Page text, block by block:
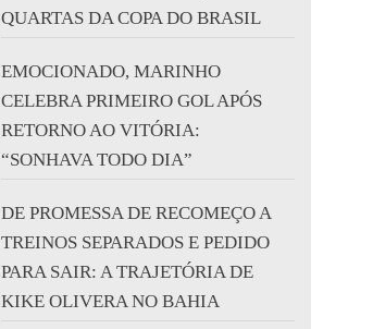
QUARTAS DA COPA DO BRASIL
EMOCIONADO, MARINHO
CELEBRA PRIMEIRO GOL APÓS
RETORNO AO VITÓRIA:
“SONHAVA TODO DIA”
DE PROMESSA DE RECOMEÇO A
TREINOS SEPARADOS E PEDIDO
PARA SAIR: A TRAJETÓRIA DE
KIKE OLIVERA NO BAHIA